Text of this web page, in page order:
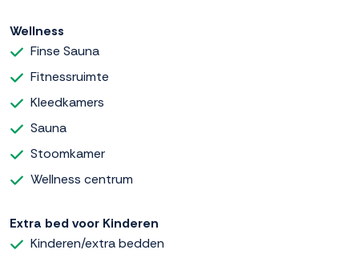
Wellness
Finse Sauna
Fitnessruimte
Kleedkamers
Sauna
Stoomkamer
Wellness centrum
Extra bed voor Kinderen
Kinderen/extra bedden